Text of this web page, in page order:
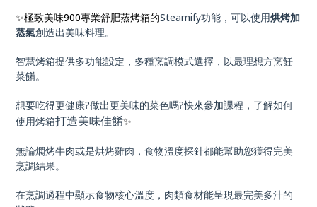
✨極致美味900專業舒肥蒸烤箱的Steamify功能，可以使用烘烤加
蒸氣創造出美味料理。
智慧烤箱提供多功能設定，多種烹調模式選擇，以最理想方烹飪
菜餚。
想要吃得更健康?做出更美味的菜色嗎?快來參加課程，了解如何
使用烤箱打造美味佳餚✨
無論燜烤牛肉或是烘烤雞肉，食物溫度探針都能幫助您獲得完美
烹調結果。
在烹調過程中顯示食物核心溫度，肉類食材能呈現最完美多汁的